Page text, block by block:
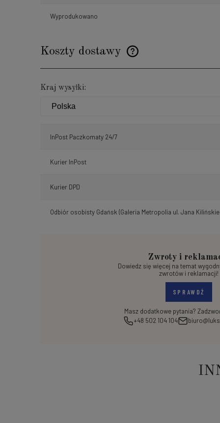
Wyprodukowano
Koszty dostawy
Kraj wysyłki:
InPost Paczkomaty 24/7
Kurier InPost
Kurier DPD
Odbiór osobisty Gdańsk (Galeria Metropolia ul. Jana
Zwroty i
Dowiedz się więcej na temat
zwrotów i reklamacji!
SPRAWDŹ
Masz dodatkowe pytania?
+48 502 104 104